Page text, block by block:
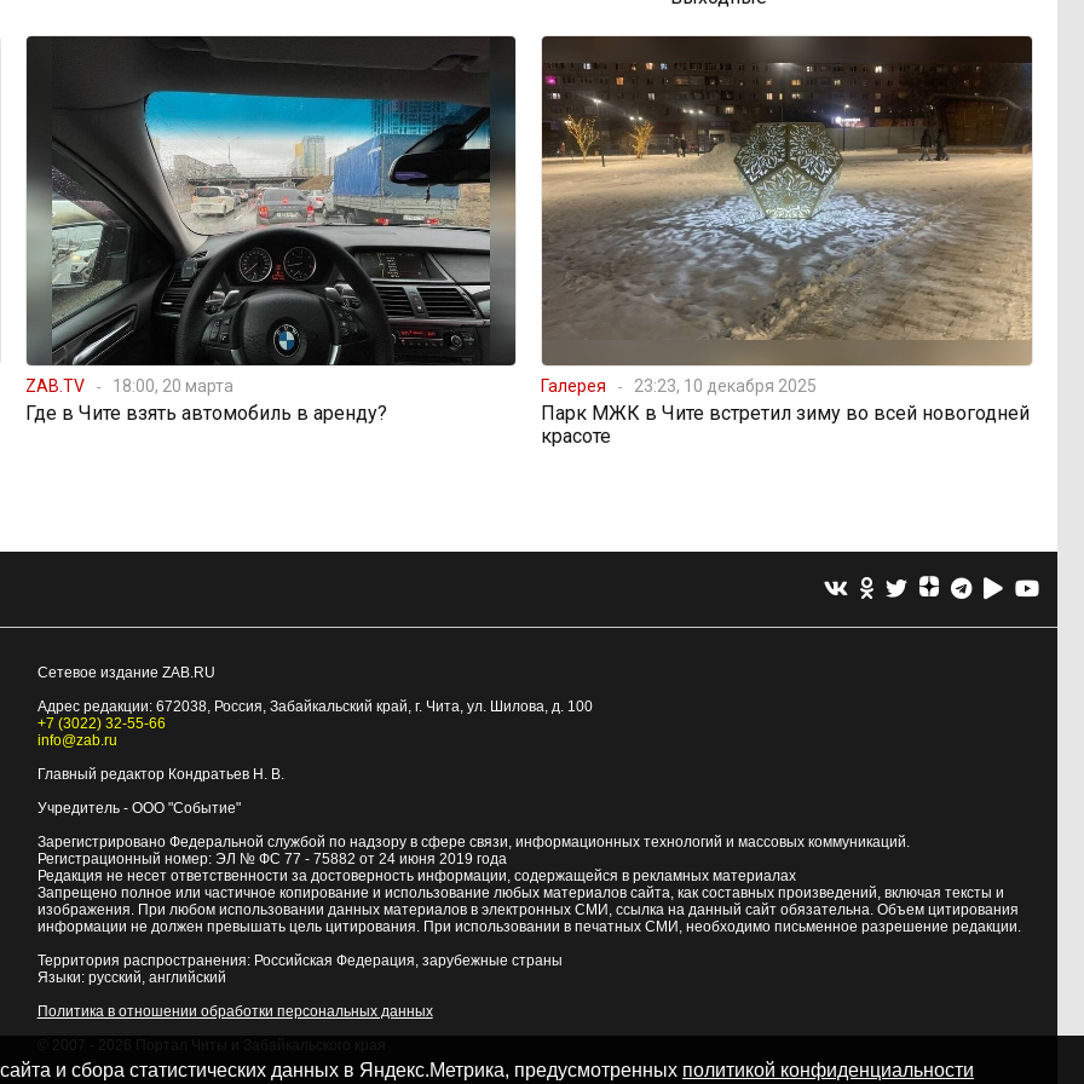
ZAB.TV 18:00, 20 марта
Где в Чите взять автомобиль в аренду?
Галерея 23:23, 10 декабря 2025
Парк МЖК в Чите встретил зиму во всей новогодней
красоте
Сетевое издание ZAB.RU
Адрес редакции: 672038, Россия, Забайкальский край, г. Чита, ул. Шилова, д. 100
+7 (3022) 32-55-66
info@zab.ru
Главный редактор Кондратьев Н. В.
Учредитель - ООО "Событие"
Зарегистрировано Федеральной службой по надзору в сфере связи, информационных технологий и массовых коммуникаций.
Регистрационный номер: ЭЛ № ФС 77 - 75882 от 24 июня 2019 года
Редакция не несет ответственности за достоверность информации, содержащейся в рекламных материалах
Запрещено полное или частичное копирование и использование любых материалов сайта, как составных произведений, включая тексты и
изображения. При любом использовании данных материалов в электронных СМИ, ссылка на данный сайт обязательна. Объем цитирования
информации не должен превышать цель цитирования. При использовании в печатных СМИ, необходимо письменное разрешение редакции.
Территория распространения: Российская Федерация, зарубежные страны
Языки: русский, английский
Политика в отношении обработки персональных данных
и сбора статистических данных в Яндекс.Метрика, предусмотренных политикой конфиденциальности